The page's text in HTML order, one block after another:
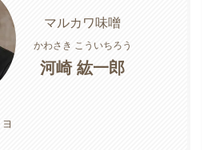
マルカワ味噌
かわさき こういちろう
河崎 紘一郎